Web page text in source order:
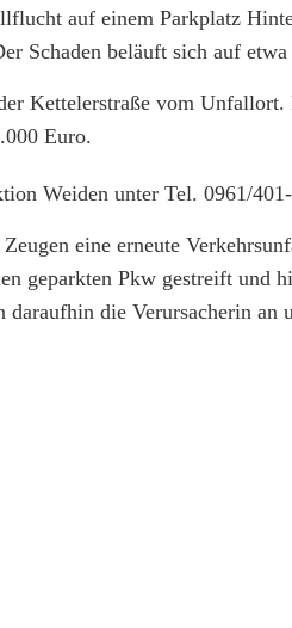
auf einem Parkplatz
Schaden beläuft sich auf
Kettelerstraße vom Unfallort.
Euro.
Weiden unter Tel. 0961/
eine erneute
geparkten Pkw gestreift und
daraufhin die Verursacherin an